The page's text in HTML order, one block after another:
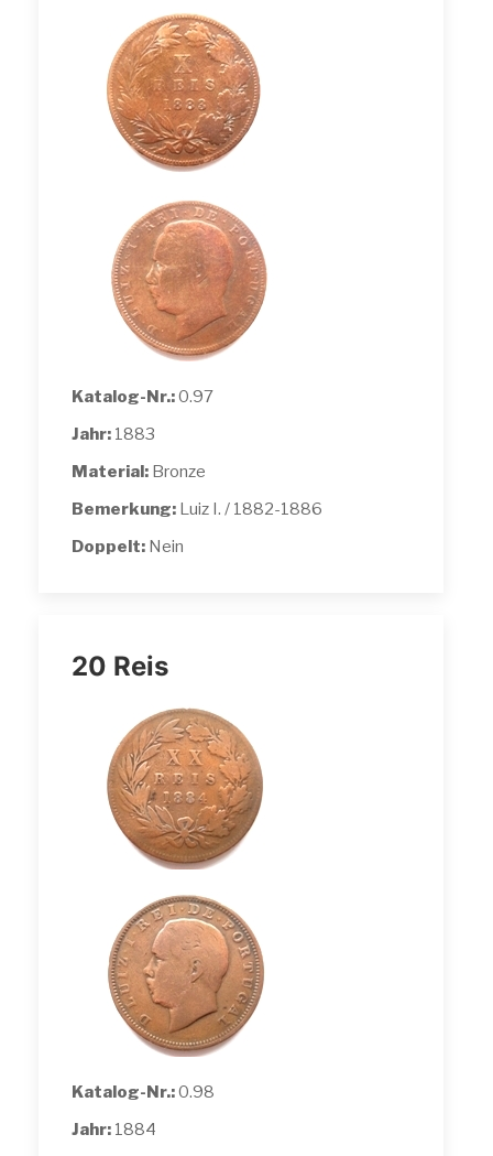
Katalog-Nr.:0.97
Jahr: 1883
Material: Bronze
Bemerkung: Luiz I. / 1882-1886
Doppelt: Nein
20 Reis
Katalog-Nr.:0.98
Jahr: 1884